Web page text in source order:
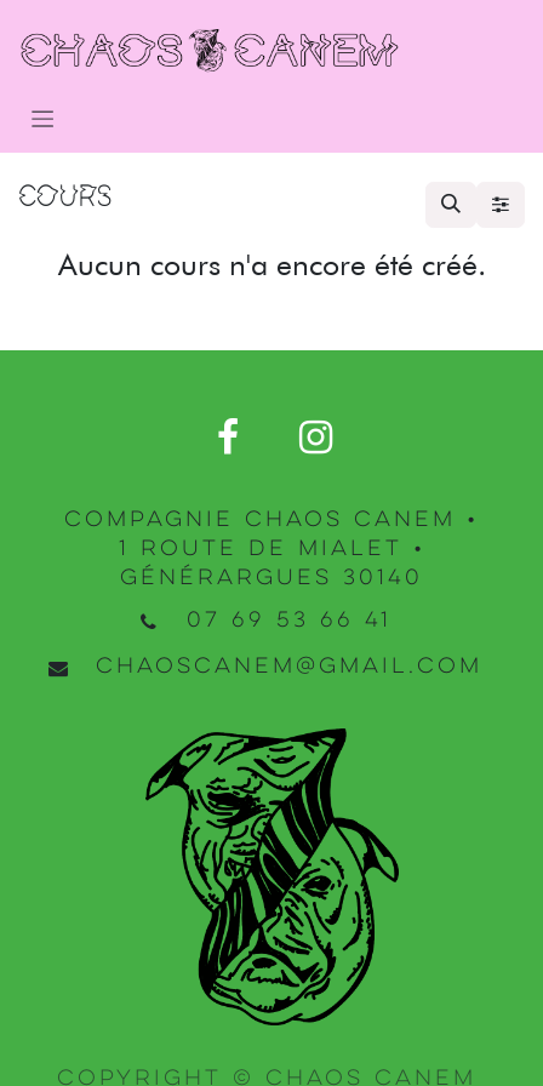
Cours
Aucun cours n'a encore été créé.
Compagnie Chaos canem •
1 route de mialet •
générargues 30140
07 69 53 66 41
chaoscanem@gmail.com
Copyright © chaos canem